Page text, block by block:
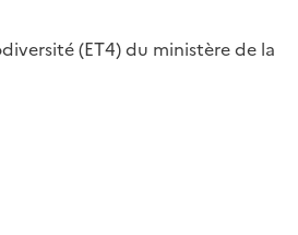
(ET4) du ministère de la